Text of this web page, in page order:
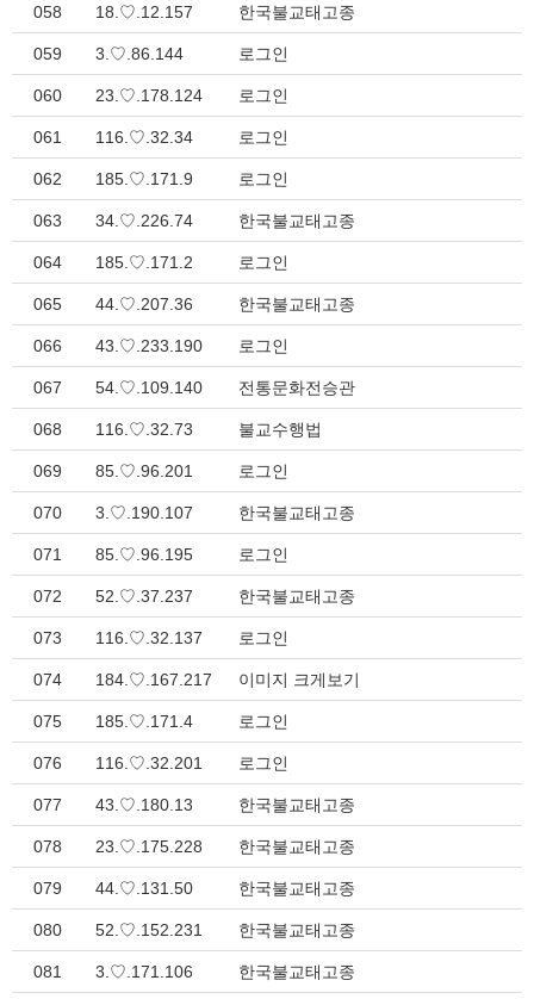
058 18.♡.12.157 한국불교태고종
059 3.♡.86.144 로그인
060 23.♡.178.124 로그인
061 116.♡.32.34 로그인
062 185.♡.171.9 로그인
063 34.♡.226.74 한국불교태고종
064 185.♡.171.2 로그인
065 44.♡.207.36 한국불교태고종
066 43.♡.233.190 로그인
067 54.♡.109.140 전통문화전승관
068 116.♡.32.73 불교수행법
069 85.♡.96.201 로그인
070 3.♡.190.107 한국불교태고종
071 85.♡.96.195 로그인
072 52.♡.37.237 한국불교태고종
073 116.♡.32.137 로그인
074 184.♡.167.217 이미지 크게보기
075 185.♡.171.4 로그인
076 116.♡.32.201 로그인
077 43.♡.180.13 한국불교태고종
078 23.♡.175.228 한국불교태고종
079 44.♡.131.50 한국불교태고종
080 52.♡.152.231 한국불교태고종
081 3.♡.171.106 한국불교태고종